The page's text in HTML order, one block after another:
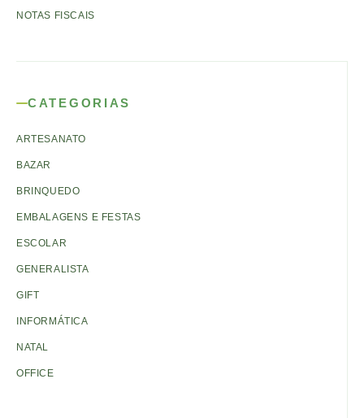
NOTAS FISCAIS
CATEGORIAS
ARTESANATO
BAZAR
BRINQUEDO
EMBALAGENS E FESTAS
ESCOLAR
GENERALISTA
GIFT
INFORMÁTICA
NATAL
OFFICE